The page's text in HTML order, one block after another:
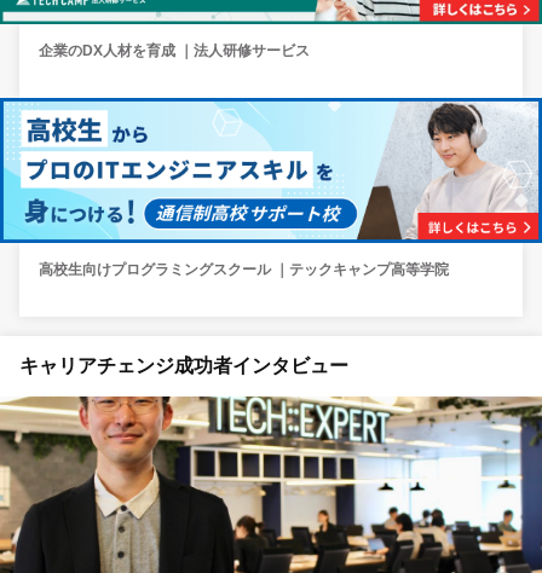
企業のDX人材を育成 ｜法人研修サービス
高校生向けプログラミングスクール ｜テックキャンプ高等学院
キャリアチェンジ成功者インタビュー